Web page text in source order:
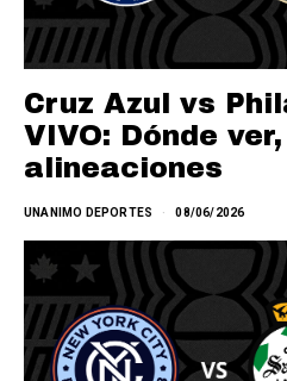
Cruz Azul vs
VIVO: Dónde
alineaciones
UNANIMO DEPORTES 08/06/2026